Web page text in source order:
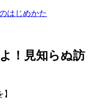
はじめかた
！見知らぬ訪